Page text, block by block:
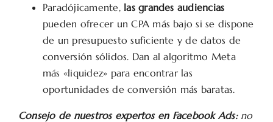
Paradójicamente, las grandes audiencias
pueden ofrecer un CPA más bajo si se dispone
de un presupuesto suficiente y de datos de
conversión sólidos. Dan al algoritmo Meta
más «liquidez» para encontrar las
oportunidades de conversión más baratas.
Consejo de nuestros expertos en Facebook Ads:no